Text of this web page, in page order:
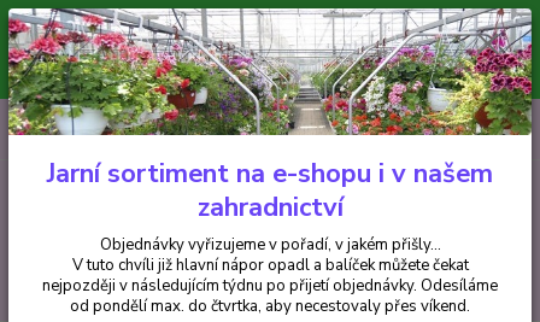
Minimální hodnota pro odeslání z e-shopu je 300 Kč.
V tuto chvíli již hlavní nápor objednávek opadl a balíček můžete čekat
nejpozději v následujícím týdnu po přijetí objednávky. Objednávky
vyřizujeme v pořadí, v jakém přišly...
CZK
Hledat
+420 602 223 614 0ks
za0 Kč
Jarní sortiment na e-shopu i v našem
zahradnictví
Objednávky vyřizujeme v pořadí, v jakém přišly...
V tuto chvíli již hlavní nápor opadl a balíček můžete čekat
nejpozději v následujícím týdnu po přijetí objednávky. Odesíláme
od pondělí max. do čtvrtka, aby necestovaly přes víkend.